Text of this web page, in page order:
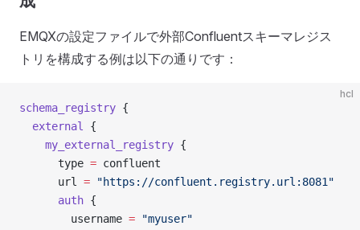
EMQXの設定ファイルで外部Confluentスキーマレジス
トリを構成する例は以下の通りです：
hcl
schema_registry {
  external
{
    my_external_registry
{
      type
= confluent
      url
= "https://confluent.registry.url:8081"
      auth
{
        username
= "myuser"